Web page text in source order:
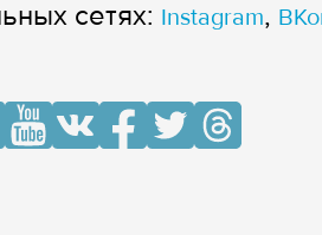
сетях: Instagram,